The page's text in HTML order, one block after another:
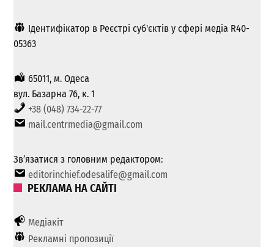
Ідентифікатор в Реєстрі суб'єктів у сфері медіа R40-
05363
65011, м. Одеса
вул. Базарна 76, к. 1
+38 (048) 734-22-77
mail.centrmedia@gmail.com
Зв’язатися з головним редактором:
editorinchief.odesalife@gmail.com
РЕКЛАМА НА САЙТІ
Медіакіт
Рекламні пропозиції